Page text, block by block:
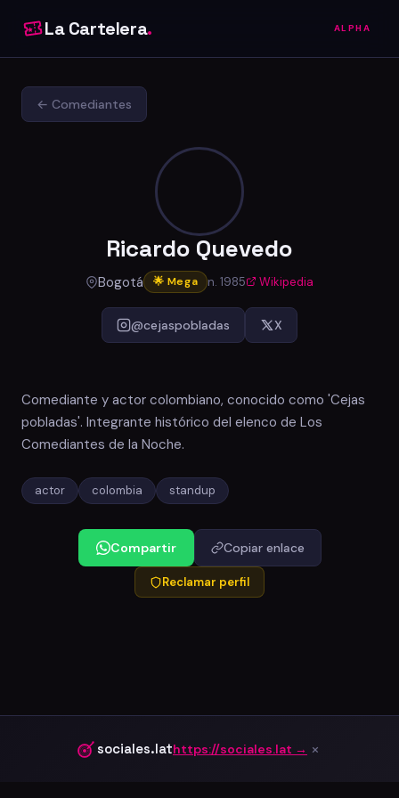
La Cartelera. ALPHA
← Comediantes
Ricardo Quevedo
Bogotá 🌟 Mega n. 1985 Wikipedia
@cejaspobladas X
Comediante y actor colombiano, conocido como 'Cejas
pobladas'. Integrante histórico del elenco de Los
Comediantes de la Noche.
actor colombia standup
Compartir Copiar enlace
Reclamar perfil
sociales.lathttps://sociales.lat → ×